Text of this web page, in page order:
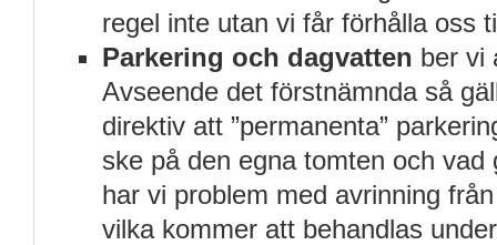
regel inte utan vi får förhålla oss
Parkering och dagvatten ber vi
Avseende det förstnämnda så
direktiv att ”permanenta”
ske på den egna tomten och vad
har vi problem med avrinning
vilka kommer att behandlas